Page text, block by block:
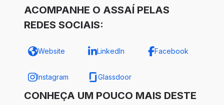
ACOMPANHE O ASSAÍ PELAS
REDES SOCIAIS:
Website LinkedIn Facebook
Instagram Glassdoor
CONHEÇA UM POUCO MAIS DESTE